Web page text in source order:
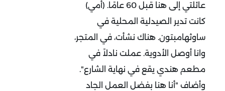
عائلتي إلى هنا قبل 60 عامًا. (أمي)
كانت تدير الصيدلية المحلية في
ساوثهامبتون. هناك نشأت، في المتجر،
وانا أوصل الأدوية. عملت نادلاً في
مطعم هندي يقع في نهاية الشارع".
وأضاف "أنا هنا بفضل العمل الجاد